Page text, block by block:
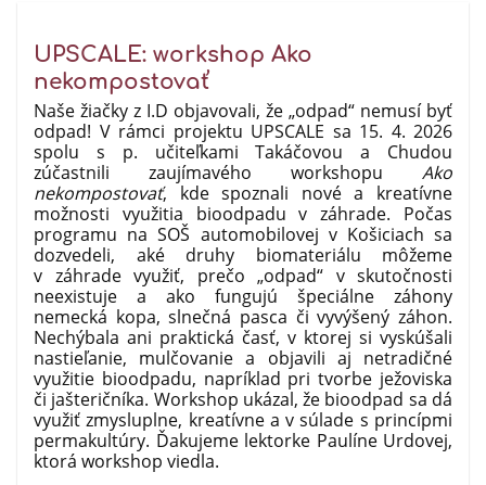
UPSCALE: workshop Ako
nekompostovať
Naše žiačky z I.D objavovali, že „odpad“ nemusí byť
odpad! V rámci projektu UPSCALE sa 15. 4. 2026
spolu s p. učiteľkami Takáčovou a Chudou
zúčastnili zaujímavého workshopu
Ako
nekompostovať, kde spoznali nové a kreatívne
možnosti využitia bioodpadu v záhrade. Počas
programu na SOŠ automobilovej v Košiciach sa
dozvedeli, aké druhy biomateriálu môžeme
v záhrade využiť, prečo „odpad“ v skutočnosti
neexistuje a ako fungujú špeciálne záhony
nemecká kopa, slnečná pasca či vyvýšený záhon.
Nechýbala ani praktická časť, v ktorej si vyskúšali
nastieľanie, mulčovanie a objavili aj netradičné
využitie bioodpadu, napríklad pri tvorbe ježoviska
či jašteričníka. Workshop ukázal, že bioodpad sa dá
využiť zmysluplne, kreatívne a v súlade s princípmi
permakultúry. Ďakujeme lektorke Paulíne Urdovej,
ktorá workshop viedla.